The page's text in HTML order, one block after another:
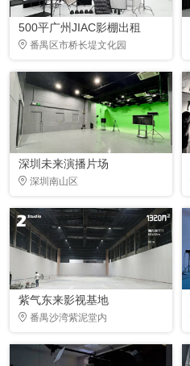
500平广州JIAC影棚出租
番禺区市桥长堤文化园
深圳未来演播片场
深圳南山区
紫气东来影视基地
番禺沙湾紫泥堂内